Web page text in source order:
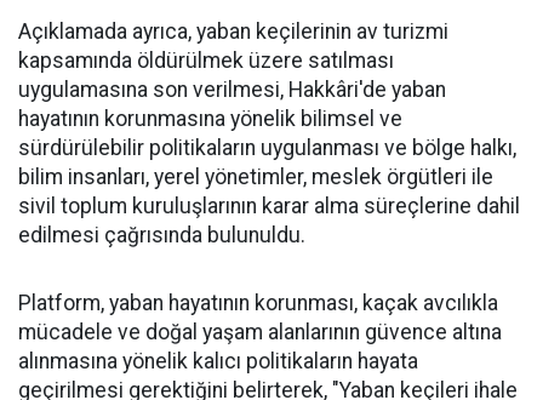
Açıklamada ayrıca, yaban keçilerinin av turizmi
kapsamında öldürülmek üzere satılması
uygulamasına son verilmesi, Hakkâri'de yaban
hayatının korunmasına yönelik bilimsel ve
sürdürülebilir politikaların uygulanması ve bölge halkı,
bilim insanları, yerel yönetimler, meslek örgütleri ile
sivil toplum kuruluşlarının karar alma süreçlerine dahil
edilmesi çağrısında bulunuldu.
Platform, yaban hayatının korunması, kaçak avcılıkla
mücadele ve doğal yaşam alanlarının güvence altına
alınmasına yönelik kalıcı politikaların hayata
geçirilmesi gerektiğini belirterek, "Yaban keçileri ihale